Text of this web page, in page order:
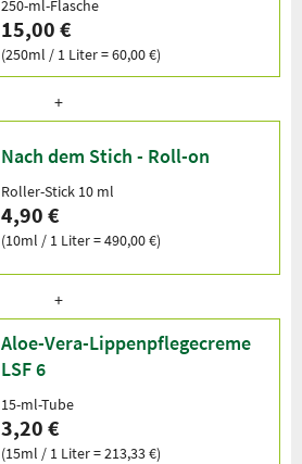
250-ml-Flasche
15,00 €
(250ml / 1 Liter = 60,00 €)
Nach dem Stich - Roll-on
Roller-Stick 10 ml
4,90 €
(10ml / 1 Liter = 490,00 €)
Aloe-Vera-Lippenpflegecreme
LSF 6
15-ml-Tube
3,20 €
(15ml / 1 Liter = 213,33 €)